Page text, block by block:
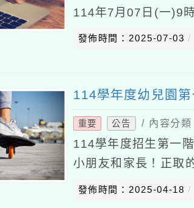
114年7月07日(一)9
自行招生：114年7
發佈時間：2025-07-03
114學年度幼兒園
重要 公告 / 內容分類
114學年度招生第一
小朋友和家長！正取
喔！https://reurl.cc/
發佈時間：2025-04-18